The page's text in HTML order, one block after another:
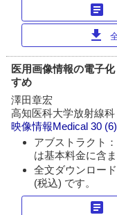
article
download
医用画像情報の電子
すめ
澤田章宏
高知医科大学放射線科
映像情報Medical 30
アブストラクト
は基本料金に含ま
全文ダウンロー
(税込) です。
article